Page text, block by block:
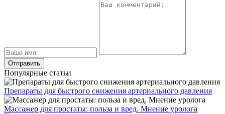
Популярные статьи
Препараты для быстрого снижения артериального давления
Массажер для простаты: польза и вред. Мнение уролога